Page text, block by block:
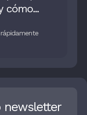
cómo...
newsletter